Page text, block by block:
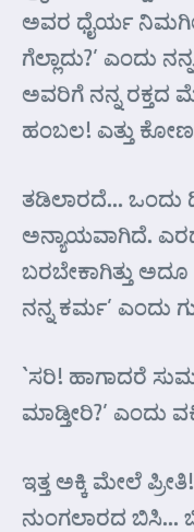
ಅವರ ಧೈರ್ಯ
ಗೆಲ್ಲಾದು?’ ಎಂದು
ಅವರಿಗೆ ನನ್ನ ರಕ್ತದ
ಹಂಬಲ! ಎತ್ತು
ತಡಿಲಾರದೆ… ಒಂದು
ಅನ್ಯಾಯವಾಗಿದೆ.
ಬರಬೇಕಾಗಿತ್ತು
ನನ್ನ ಕರ್ಮ’ ಎಂದು
`ಸರಿ! ಹಾಗಾದರೆ
ಮಾಡ್ತೀರಿ?’ ಎಂದು
ಇತ್ತ ಅಕ್ಕಿ ಮೇಲೆ
ನುಂಗಲಾರದ ಬಿಸಿ…